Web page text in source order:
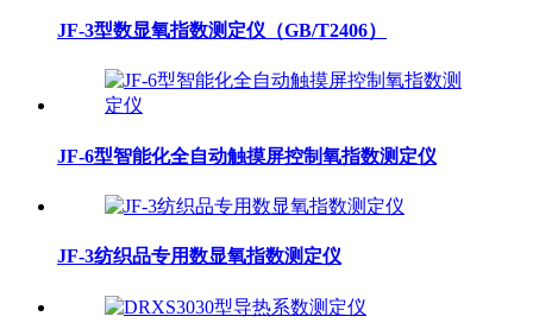
JF-3型数显氧指数测定仪（GB/T2406）
JF-6型智能化全自动触摸屏控制氧指数测定仪
JF-3纺织品专用数显氧指数测定仪